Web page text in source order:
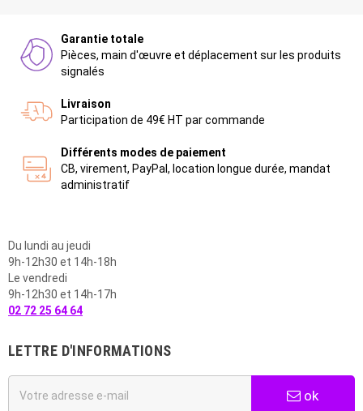
Garantie totale
Pièces, main d'œuvre et déplacement sur les produits
signalés
Livraison
Participation de 49€ HT par commande
Différents modes de paiement
CB, virement, PayPal, location longue durée, mandat
administratif
Du lundi au jeudi
9h-12h30 et 14h-18h
Le vendredi
9h-12h30 et 14h-17h
02 72 25 64 64
LETTRE D'INFORMATIONS
ok